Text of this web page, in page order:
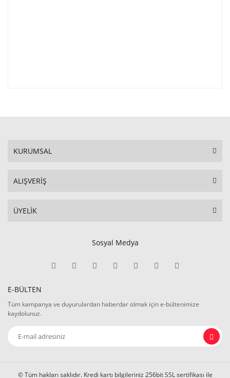
KURUMSAL
ALIŞVERİŞ
ÜYELİK
Sosyal Medya
E-BÜLTEN
Tüm kampanya ve duyurulardan haberdar olmak için e-bültenimize
kaydolunuz.
© Tüm hakları saklıdır. Kredi kartı bilgileriniz 256bit SSL sertifikası ile